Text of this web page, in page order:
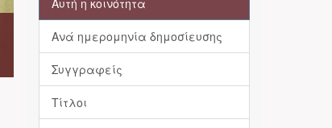
Αυτή η κοινότητα
Ανά ημερομηνία δημοσίευσης
Συγγραφείς
Τίτλοι